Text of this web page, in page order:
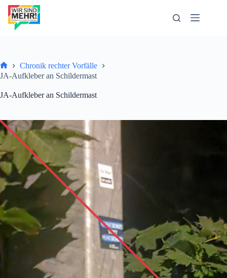
Zum
Inhalt
springen
Start
Chronik rechter Vorfälle
JA-Aufkleber an Schildermast
JA-Aufkleber an Schildermast